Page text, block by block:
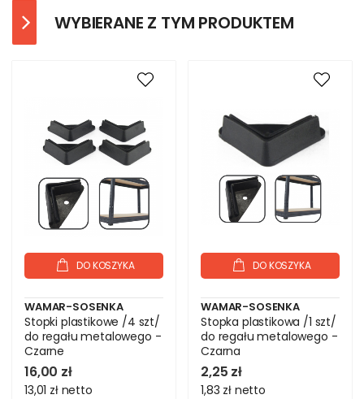
WYBIERANE Z TYM PRODUKTEM
DO KOSZYKA
WAMAR-SOSENKA
Stopki plastikowe /4 szt/
do regału metalowego -
Czarne
16,00 zł
13,01 zł netto
DO KOSZYKA
WAMAR-SOSENKA
Stopka plastikowa /1 szt/
do regału metalowego -
Czarna
2,25 zł
1,83 zł netto